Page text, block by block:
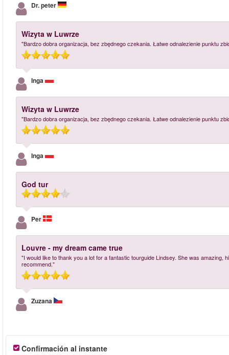
Dr. peter
Wizyta w Luwrze
"Bardzo dobra organizacja, bez zbędnego czekania. Łatwe odnalezienie punktu
Inga
Wizyta w Luwrze
"Bardzo dobra organizacja, bez zbędnego czekania. Łatwe odnalezienie punktu
Inga
God tur
Per
Louvre - my dream came true
"I would like to thank you a lot for a fantastic tourguide Lindsey. She was
recommend."
Zuzana
Confirmación al instante